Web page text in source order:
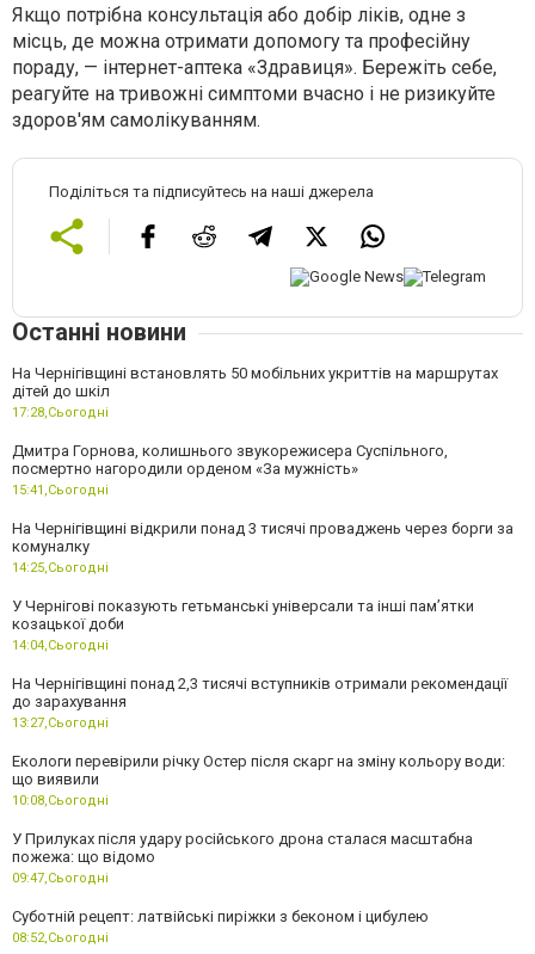
Якщо потрібна консультація або добір ліків, одне з
місць, де можна отримати допомогу та професійну
пораду, — інтернет-аптека «Здравиця». Бережіть себе,
реагуйте на тривожні симптоми вчасно і не ризикуйте
здоров'ям самолікуванням.
Поділіться та підписуйтесь на наші джерела
Останні новини
На Чернігівщині встановлять 50 мобільних укриттів на маршрутах
дітей до шкіл
17:28,Сьогодні
Дмитра Горнова, колишнього звукорежисера Суспільного,
посмертно нагородили орденом «За мужність»
15:41,Сьогодні
На Чернігівщині відкрили понад 3 тисячі проваджень через борги за
комуналку
14:25,Сьогодні
У Чернігові показують гетьманські універсали та інші пам’ятки
козацької доби
14:04,Сьогодні
На Чернігівщині понад 2,3 тисячі вступників отримали рекомендації
до зарахування
13:27,Сьогодні
Екологи перевірили річку Остер після скарг на зміну кольору води:
що виявили
10:08,Сьогодні
У Прилуках після удару російського дрона сталася масштабна
пожежа: що відомо
09:47,Сьогодні
Суботній рецепт: латвійські пиріжки з беконом і цибулею
08:52,Сьогодні